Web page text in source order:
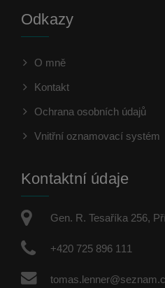
Odkazy
O mně
Kontakt
Ochrana osobních údajů
Vnitřní oznamovací systém
Kontaktní údaje
Gen. R. Tesaříka 256,
+420 725 896 111